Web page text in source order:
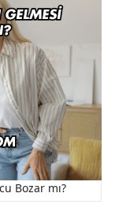
Bozar mı?